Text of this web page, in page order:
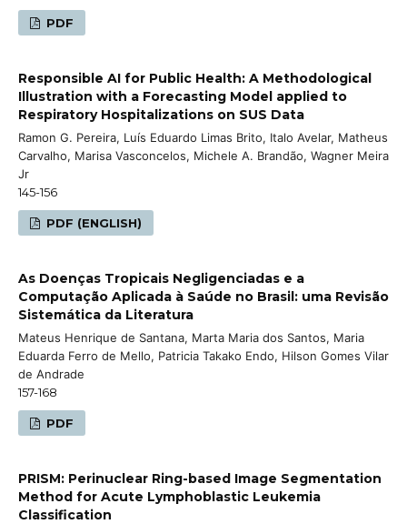
PDF
Responsible AI for Public Health: A Methodological
Illustration with a Forecasting Model applied to
Respiratory Hospitalizations on SUS Data
Ramon G. Pereira, Luís Eduardo Limas Brito, Italo Avelar, Matheus
Carvalho, Marisa Vasconcelos, Michele A. Brandão, Wagner Meira
Jr
145-156
PDF (ENGLISH)
As Doenças Tropicais Negligenciadas e a
Computação Aplicada à Saúde no Brasil: uma Revisão
Sistemática da Literatura
Mateus Henrique de Santana, Marta Maria dos Santos, Maria
Eduarda Ferro de Mello, Patricia Takako Endo, Hilson Gomes Vilar
de Andrade
157-168
PDF
PRISM: Perinuclear Ring-based Image Segmentation
Method for Acute Lymphoblastic Leukemia
Classification